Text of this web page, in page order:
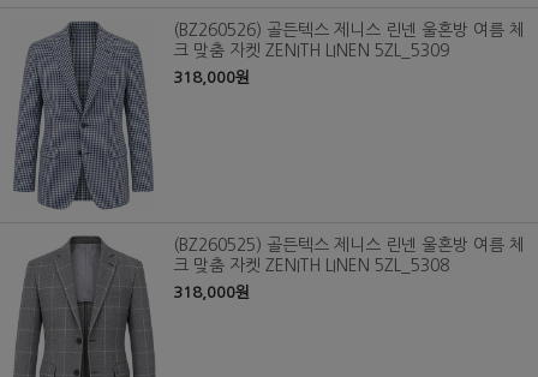
(BZ260526) 골든텍스 제니스 린넨 울혼방 여름 체
크 맞춤 자켓 ZENITH LINEN 5ZL_5309
318,000원
(BZ260525) 골든텍스 제니스 린넨 울혼방 여름 체
크 맞춤 자켓 ZENITH LINEN 5ZL_5308
318,000원